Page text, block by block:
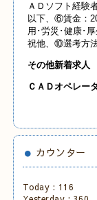
ＡＤソフト経験
以下、⑥賃金：
用･労災･健康･
祝他、⑩選考方
その他新着求人
ＣＡＤオペレー
カウンター
Today : 116